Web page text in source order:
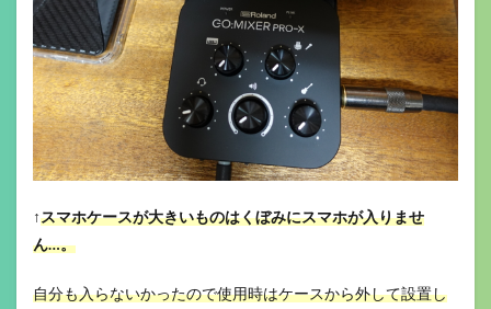
↑スマホケースが大きいものはくぼみにスマホが入りませ
ん…。
自分も入らないかったので使用時はケースから外して設置し